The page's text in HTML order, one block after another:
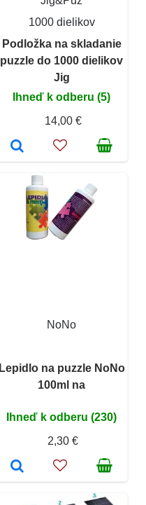
1000 dielikov
Podložka na skladanie
puzzle do 1000 dielikov
Jig
Ihneď k odberu (5)
14,00 €
NoNo
Lepidlo na puzzle NoNo
100ml na
Ihneď k odberu (230)
2,30 €